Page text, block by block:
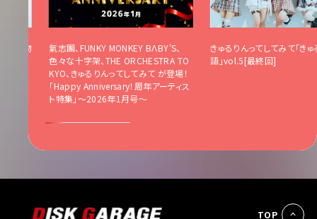
ゃん物
氣志團、FUNKY MONKEY BΛBY’S、
色々な十字架、THE ORCHESTRA TO
KYO、きゅるりんってしてみて が登場！
「Happy Anniversary！周年アーティス
ト特集」〜2026年1月号〜
きゅるりんってしてみて「き
語」vol.5[最終回]
TOP